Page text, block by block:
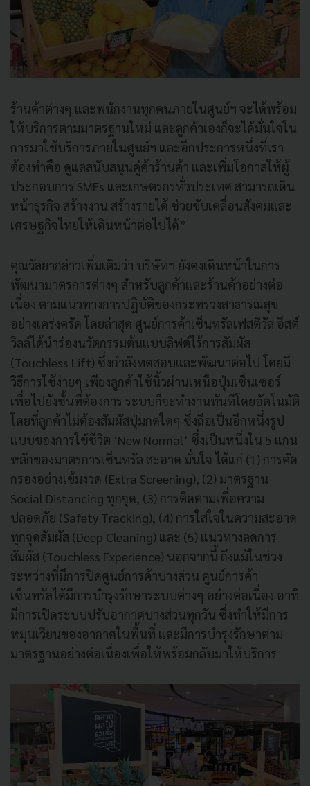
ร้านค้าต่างๆ และพนักงานทุกคนภายในศูนย์ฯ จะได้พร้อม
ให้บริการตามมาตรฐานใหม่ และลูกค้าเองก็จะได้มั่นใจใน
การมาใช้บริการภายในศูนย์ฯ และอีกประการหนึ่งที่เรา
ต้องทำคือ ดูแลสนับสนุนคู่ค้าร้านค้า และเพิ่มโอกาสให้ผู้
ประกอบการ SMEs และเกษตรกรทั่วประเทศ สามารถเดิน
หน้าธุรกิจ สร้างงาน สร้างรายได้ ช่วยขับเคลื่อนสังคมและ
เศรษฐกิจไทยให้เดินหน้าต่อไปได้”
คุณวัลยากล่าวเพิ่มเติมว่า บริษัทฯ ยังคงเดินหน้าในการ
พัฒนามาตรการต่างๆ สำหรับลูกค้าและร้านค้าอย่างต่อ
เนื่อง ตามแนวทางการปฏิบัติของกระทรวงสาธารณสุข
อย่างเคร่งครัด โดยล่าสุด ศูนย์การค้าเซ็นทรัลเฟสติวัล อีสต์
วิลล์ได้นำร่องนวัตกรรมต้นแบบลิฟต์ไร้การสัมผัส
(Touchless Lift) ซึ่งกำลังทดสอบและพัฒนาต่อไป โดยมี
วิธีการใช้ง่ายๆ เพียงลูกค้าใช้นิ้วผ่านเหนือปุ่มเซ็นเซอร์
เพื่อไปยังชั้นที่ต้องการ ระบบก็จะทำงานทันทีโดยอัตโนมัติ
โดยที่ลูกค้าไม่ต้องสัมผัสปุ่มกดใดๆ ซึ่งถือเป็นอีกหนึ่งรูป
แบบของการใช้ชีวิต ‘New Normal’ ซึ่งเป็นหนึ่งใน 5 แกน
หลักของมาตรการเซ็นทรัล สะอาด มั่นใจ ได้แก่ (1) การคัด
กรองอย่างเข้มงวด (Extra Screening), (2) มาตรฐาน
Social Distancing ทุกจุด, (3) การติดตามเพื่อความ
ปลอดภัย (Safety Tracking), (4) การใส่ใจในความสะอาด
ทุกจุดสัมผัส (Deep Cleaning) และ (5) แนวทางลดการ
สัมผัส (Touchless Experience) นอกจากนี้ ถึงแม้ในช่วง
ระหว่างที่มีการปิดศูนย์การค้าบางส่วน ศูนย์การค้า
เซ็นทรัลได้มีการบำรุงรักษาระบบต่างๆ อย่างต่อเนื่อง อาทิ
มีการเปิดระบบปรับอากาศบางส่วนทุกวัน ซึ่งทำให้มีการ
หมุนเวียนของอากาศในพื้นที่ และมีการบำรุงรักษาตาม
มาตรฐานอย่างต่อเนื่องเพื่อให้พร้อมกลับมาให้บริการ